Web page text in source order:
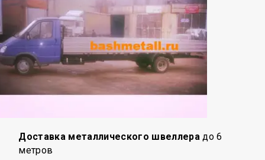
Доставка металлического швеллера до 6
метров